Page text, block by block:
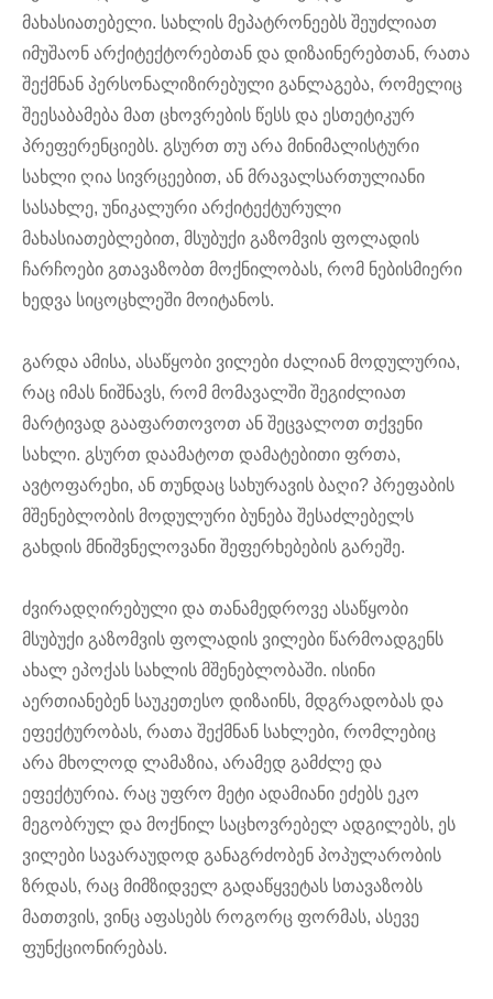
მახასიათებელი. სახლის მეპატრონეებს შეუძლიათ
იმუშაონ არქიტექტორებთან და დიზაინერებთან, რათა
შექმნან პერსონალიზირებული განლაგება, რომელიც
შეესაბამება მათ ცხოვრების წესს და ესთეტიკურ
პრეფერენციებს. გსურთ თუ არა მინიმალისტური
სახლი ღია სივრცეებით, ან მრავალსართულიანი
სასახლე, უნიკალური არქიტექტურული
მახასიათებლებით, მსუბუქი გაზომვის ფოლადის
ჩარჩოები გთავაზობთ მოქნილობას, რომ ნებისმიერი
ხედვა სიცოცხლეში მოიტანოს.
გარდა ამისა, ასაწყობი ვილები ძალიან მოდულურია,
რაც იმას ნიშნავს, რომ მომავალში შეგიძლიათ
მარტივად გააფართოვოთ ან შეცვალოთ თქვენი
სახლი. გსურთ დაამატოთ დამატებითი ფრთა,
ავტოფარეხი, ან თუნდაც სახურავის ბაღი? პრეფაბის
მშენებლობის მოდულური ბუნება შესაძლებელს
გახდის მნიშვნელოვანი შეფერხებების გარეშე.
ძვირადღირებული და თანამედროვე ასაწყობი
მსუბუქი გაზომვის ფოლადის ვილები წარმოადგენს
ახალ ეპოქას სახლის მშენებლობაში. ისინი
აერთიანებენ საუკეთესო დიზაინს, მდგრადობას და
ეფექტურობას, რათა შექმნან სახლები, რომლებიც
არა მხოლოდ ლამაზია, არამედ გამძლე და
ეფექტურია. რაც უფრო მეტი ადამიანი ეძებს ეკო
მეგობრულ და მოქნილ საცხოვრებელ ადგილებს, ეს
ვილები სავარაუდოდ განაგრძობენ პოპულარობის
ზრდას, რაც მიმზიდველ გადაწყვეტას სთავაზობს
მათთვის, ვინც აფასებს როგორც ფორმას, ასევე
ფუნქციონირებას.